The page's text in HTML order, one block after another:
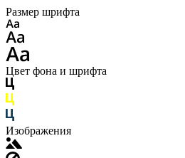
Размер шрифта
Цвет фона и шрифта
Изображения